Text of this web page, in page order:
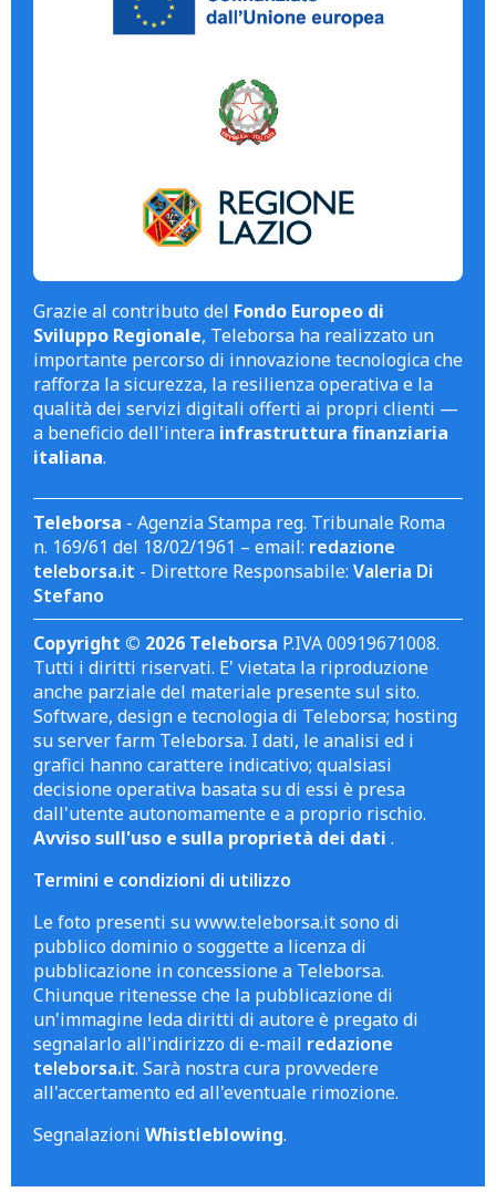
Grazie al contributo del Fondo Europeo di
Sviluppo Regionale, Teleborsa ha realizzato un
importante percorso di innovazione tecnologica che
rafforza la sicurezza, la resilienza operativa e la
qualità dei servizi digitali offerti ai propri clienti —
a beneficio dell'intera infrastruttura finanziaria
italiana.
Teleborsa - Agenzia Stampa reg. Tribunale Roma
n. 169/61 del 18/02/1961 – email: redazione
teleborsa.it - Direttore Responsabile: Valeria Di
Stefano
Copyright © 2026 Teleborsa P.IVA 00919671008.
Tutti i diritti riservati. E' vietata la riproduzione
anche parziale del materiale presente sul sito.
Software, design e tecnologia di Teleborsa; hosting
su server farm Teleborsa. I dati, le analisi ed i
grafici hanno carattere indicativo; qualsiasi
decisione operativa basata su di essi è presa
dall'utente autonomamente e a proprio rischio.
Avviso sull'uso e sulla proprietà dei dati .
Termini e condizioni di utilizzo
Le foto presenti su www.teleborsa.it sono di
pubblico dominio o soggette a licenza di
pubblicazione in concessione a Teleborsa.
Chiunque ritenesse che la pubblicazione di
un'immagine leda diritti di autore è pregato di
segnalarlo all'indirizzo di e-mail redazione
teleborsa.it. Sarà nostra cura provvedere
all'accertamento ed all'eventuale rimozione.
Segnalazioni Whistleblowing.